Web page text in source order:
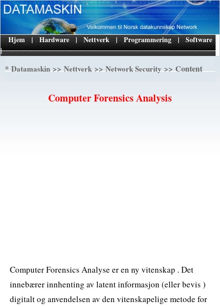
|
Hjem | Hardware | Nettverk | Programmering | Software
*Datamaskin>>Nettverk>>Network Security>> Content
Computer Forensics Analysis
Computer Forensics Analyse er en ny vitenskap . Det
innebærer innhenting av latent informasjon (eller bevis )
digitalt og anvendelsen av den vitenskapelige metode for